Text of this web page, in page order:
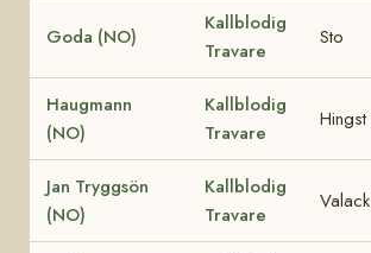
Goda (NO)
Kallblodig
Travare
Sto
Haugmann
(NO)
Kallblodig
Travare
Hingst
Jan Tryggsön
(NO)
Kallblodig
Travare
Valack